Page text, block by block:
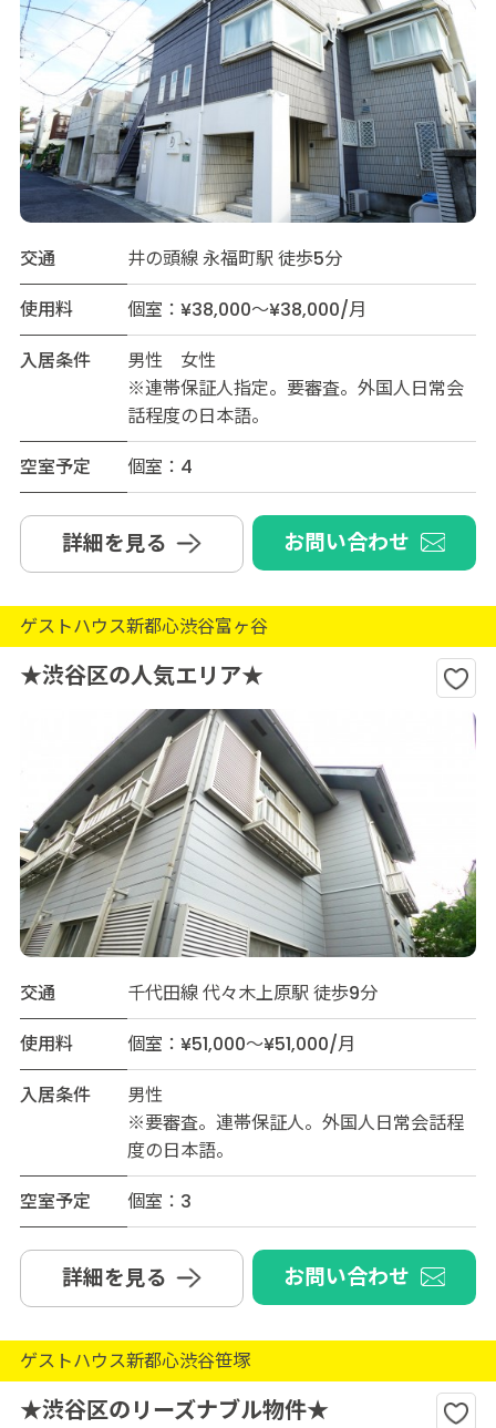
交通
井の頭線 永福町駅 徒歩5分
使用料
個室：¥38,000～¥38,000/月
入居条件
男性 女性
※連帯保証人指定。要審査。外国人日常会
話程度の日本語。
空室予定
個室：4
詳細を見る お問い合わせ
ゲストハウス新都心渋谷富ヶ谷
★渋谷区の人気エリア★
交通
千代田線 代々木上原駅 徒歩9分
使用料
個室：¥51,000～¥51,000/月
入居条件
男性
※要審査。連帯保証人。外国人日常会話程
度の日本語。
空室予定
個室：3
詳細を見る お問い合わせ
ゲストハウス新都心渋谷笹塚
★渋谷区のリーズナブル物件★